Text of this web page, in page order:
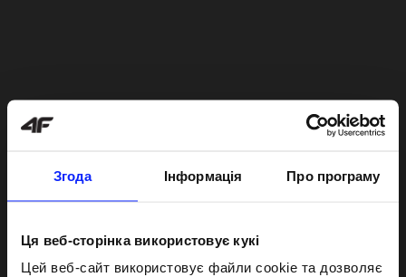
Згода Інформація Про програму
Ця веб-сторінка використовує кукі
Цей веб-сайт використовує файли cookie та дозволяє